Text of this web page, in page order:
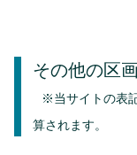
その他の区
※当サイトの表
算されます。